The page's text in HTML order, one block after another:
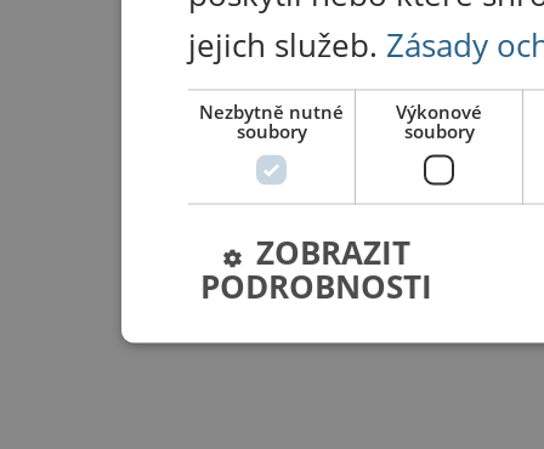
jejich služeb. Zásady
Nezbytně nutné
soubory
Výkonové
soubory
ZOBRAZIT
PODROBNOSTI